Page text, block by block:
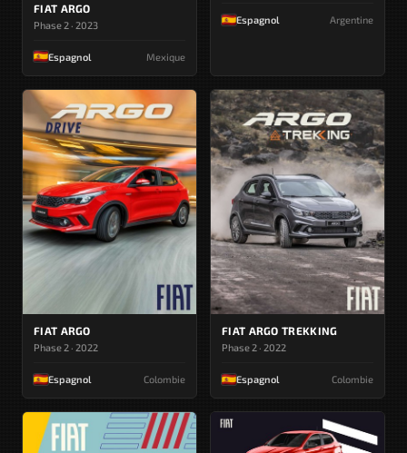
FIAT ARGO
Phase 2 · 2023
Espagnol Mexique
Espagnol Argentine
FIAT ARGO
Phase 2 · 2022
Espagnol Colombie
FIAT ARGO TREKKING
Phase 2 · 2022
Espagnol Colombie